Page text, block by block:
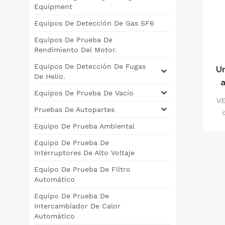
Equipment
Equipos De Detección De Gas SF6
Equipos De Prueba De
Rendimiento Del Motor.
Equipos De Detección De Fugas
De Helio.
Equipos De Prueba De Vacío
Pruebas De Autopartes
Equipo De Prueba Ambiental
Equipo De Prueba De
Interruptores De Alto Voltaje
Equipo De Prueba De Filtro
Automático
Equipo De Prueba De
Intercambiador De Calor
Automático